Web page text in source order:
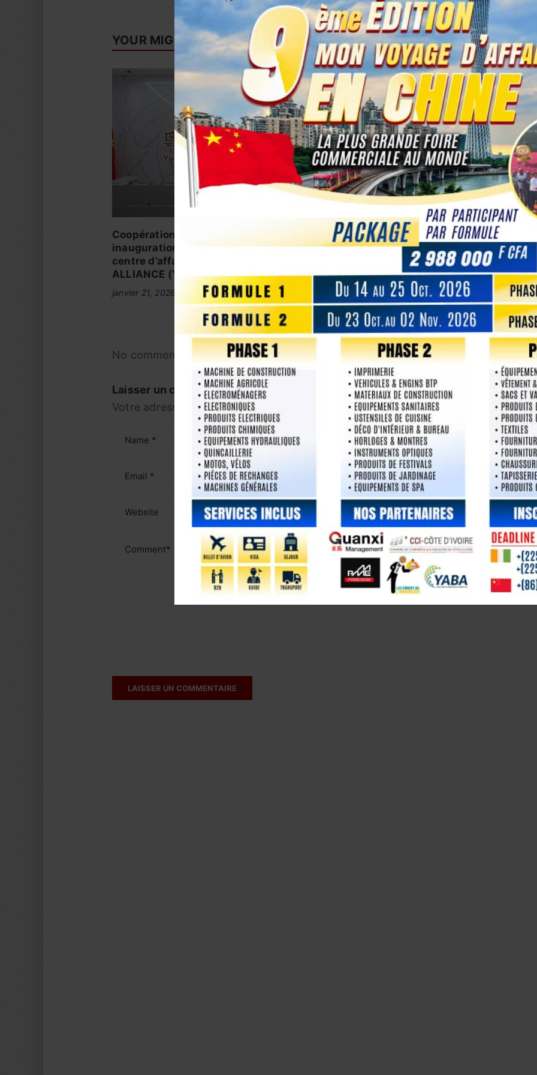
YOUR MIGHT ALSO LIKE
Coopération sino-ivoirienne :
inauguration officielle du siège du
centre d’affaires YUE AFRICA BUSINESS
ALLIANCE (YABA) à Guangzhou
janvier 21, 2026
Coopération Sino-Ivoirienne : S.E.M.
Abou Dosso nommé Ambassadeur
Côte d’Ivoire en Chine, un tournant
diplomatique
décembre 8, 2025
No comments yet! You be the first to comment.
Laisser un commentaire
Votre adresse e-mail ne sera pas publiée.
Les champs obligatoires sont indiqués